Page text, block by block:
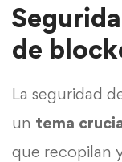
de
La seguridad
un tema
que recopilan